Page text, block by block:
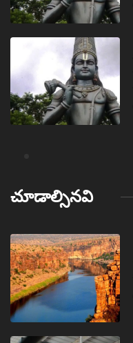
చూడాల్సినవి